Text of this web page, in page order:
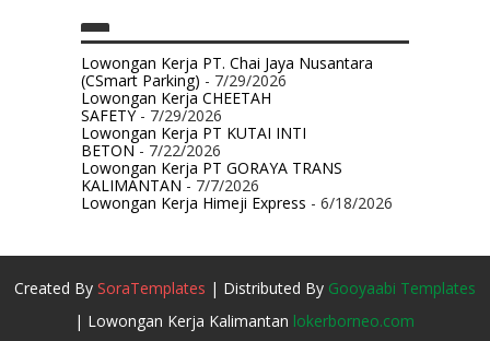
Lowongan Kerja PT. Chai Jaya Nusantara
(CSmart Parking) - 7/29/2026
Lowongan Kerja CHEETAH
SAFETY- 7/29/2026
Lowongan Kerja PT KUTAI INTI
BETON- 7/22/2026
Lowongan Kerja PT GORAYA TRANS
KALIMANTAN- 7/7/2026
Lowongan Kerja Himeji Express - 6/18/2026
Created By SoraTemplates | Distributed By Gooyaabi Templates
| Lowongan Kerja Kalimantan lokerborneo.com